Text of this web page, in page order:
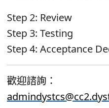
Step 2: Review
Step 3: Testing
Step 4: Acceptance
歡迎諮詢：